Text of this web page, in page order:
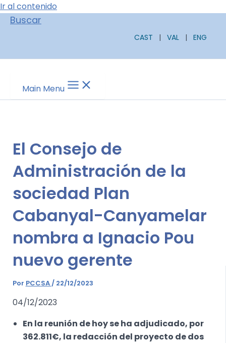
Ir al contenido
Buscar
CAST | VAL | ENG
Main Menu
El Consejo de
Administración de la
sociedad Plan
Cabanyal-Canyamelar
nombra a Ignacio Pou
nuevo gerente
Por PCCSA / 22/12/2023
04/12/2023
En la reunión de hoy se ha adjudicado, por
362.811€, la redacción del proyecto de dos